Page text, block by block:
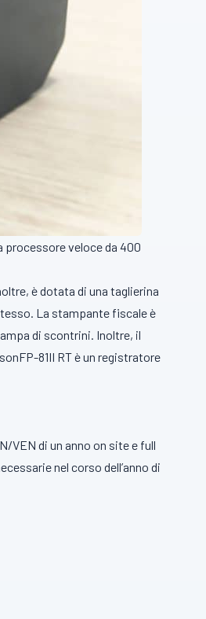
veloce da 400
è dotata di una taglierina
La stampante fiscale è
di scontrini. Inoltre, il
81II RT è un registratore
VEN di un anno on site e full
nel corso dell’anno di